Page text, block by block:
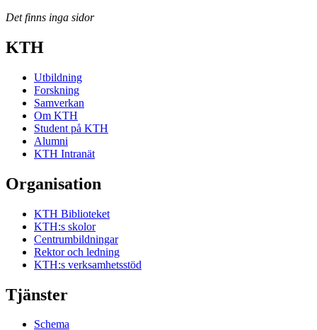
Det finns inga sidor
KTH
Utbildning
Forskning
Samverkan
Om KTH
Student på KTH
Alumni
KTH Intranät
Organisation
KTH Biblioteket
KTH:s skolor
Centrumbildningar
Rektor och ledning
KTH:s verksamhetsstöd
Tjänster
Schema